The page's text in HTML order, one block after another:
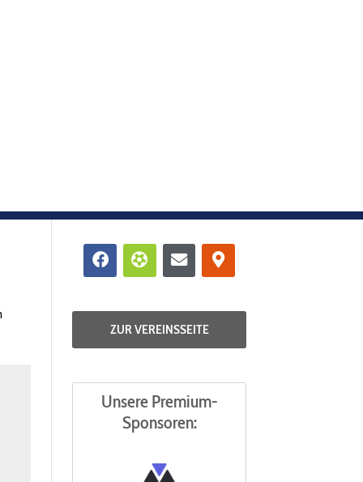
Facebook
FutbolEnvelope
Map-
marker-
alt
ZUR VEREINSSEITE
Unsere Premium-
Sponsoren: